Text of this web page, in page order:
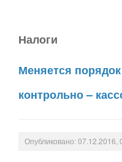
Налоги
Меняется
контрольно –
Опубликовано: 07.12.2016,